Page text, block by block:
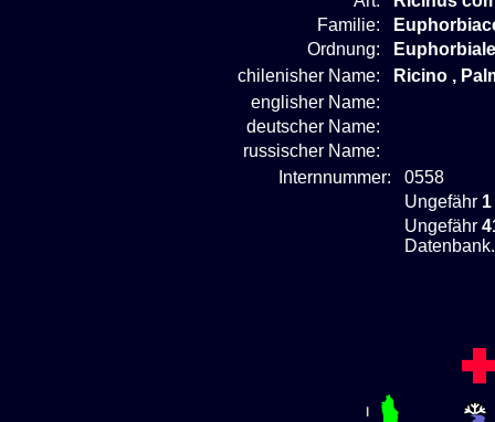
Familie:
Ordnung:
chilenisher Name:
Ricino ,
englisher Name:
deutscher Name:
russischer Name:
Internnummer:
0558
Ungefähr 1
Ungefähr
Datenbank.